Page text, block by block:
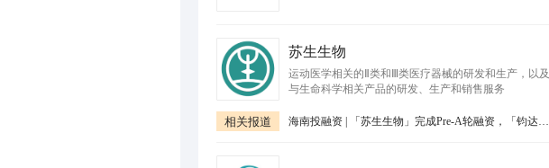
苏生生物
运动医学相关的Ⅱ类和Ⅲ类医疗器械的研发和生产，以及
与生命科学相关产品的研发、生产和销售服务
相关报道 海南投融资 | 「苏生生物」完成Pre-A轮融资，「钧达股份」定向增发27.8亿元